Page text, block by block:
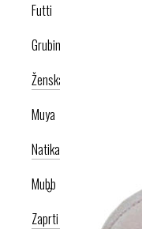
Futti
Grubin
Ženska celoletna kolekcija
Muya
Natikači
Mubb
Zaprti modeli
Odprti modeli